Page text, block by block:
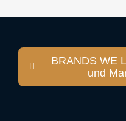
BRANDS WE
und